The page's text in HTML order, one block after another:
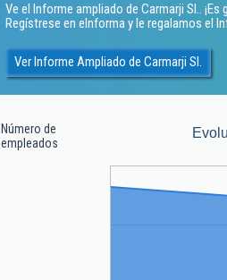
Ve el Informe ampliado de Carmarji Sl.. ¡Es
Regístrese en eInforma y le regalamos el
Ver Informe Ampliado de Carmarji Sl.
Número de
empleados